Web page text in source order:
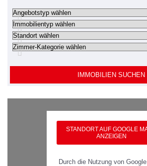
IMMOBILIEN SUCHEN
STANDORT AUF GOOGLE
ANZEIGEN
Durch die Nutzung von